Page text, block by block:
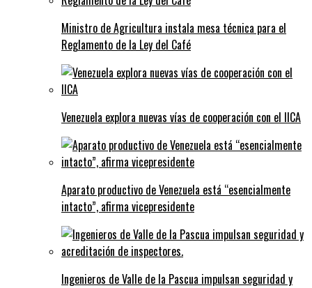
Ministro de Agricultura instala mesa técnica para el
Reglamento de la Ley del Café
Venezuela explora nuevas vías de cooperación con el IICA
Aparato productivo de Venezuela está “esencialmente
intacto”, afirma vicepresidente
Ingenieros de Valle de la Pascua impulsan seguridad y